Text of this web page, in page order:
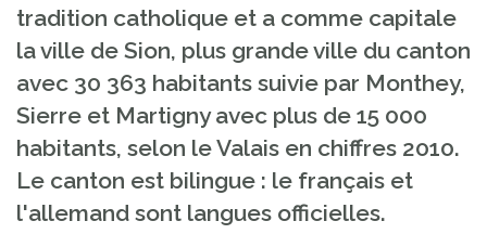
tradition catholique et a comme capitale
la ville de Sion, plus grande ville du canton
avec 30 363 habitants suivie par Monthey,
Sierre et Martigny avec plus de 15 000
habitants, selon le Valais en chiffres 2010.
Le canton est bilingue : le français et
l'allemand sont langues officielles.